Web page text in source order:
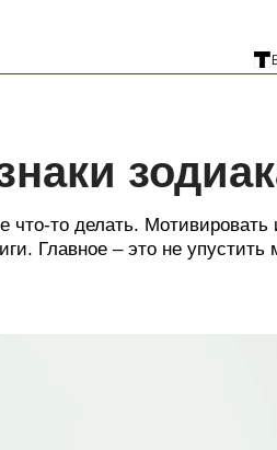
что-то делать. Мотивировать
Главное – это не упустить